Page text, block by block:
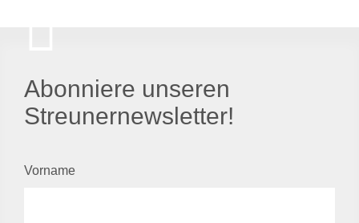
Abonniere unseren
Streunernewsletter!
Vorname